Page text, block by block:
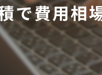
で費用相